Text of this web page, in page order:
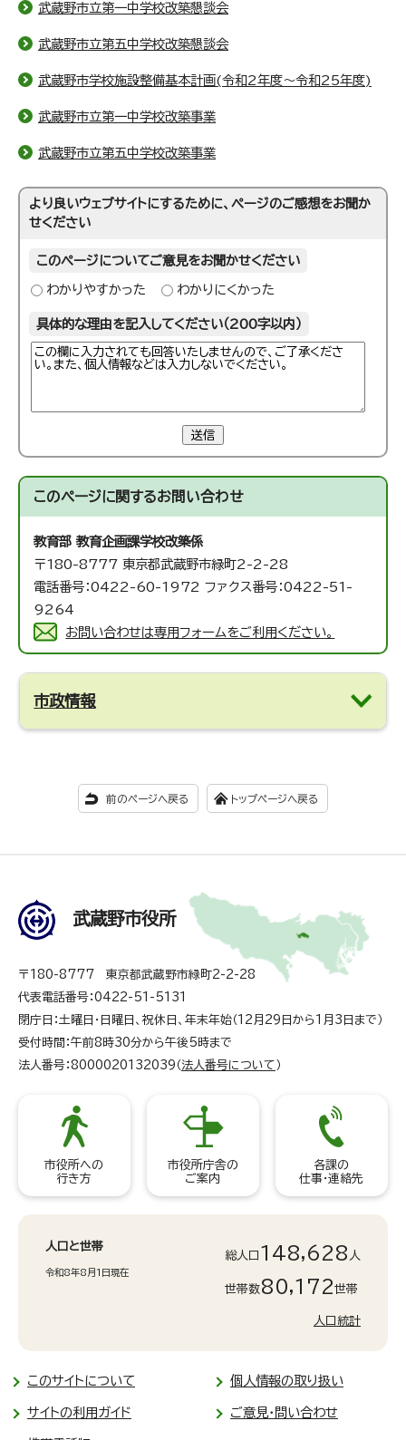
武蔵野市立第一中学校改築懇談会
武蔵野市立第五中学校改築懇談会
武蔵野市学校施設整備基本計画(令和2年度～令和25年度)
武蔵野市立第一中学校改築事業
武蔵野市立第五中学校改築事業
より良いウェブサイトにするために、ページのご感想をお聞か
せください
このページについてご意見をお聞かせください
わかりやすかった わかりにくかった
具体的な理由を記入してください（200字以内）
送信
このページに関するお問い合わせ
教育部 教育企画課学校改築係
〒180-8777 東京都武蔵野市緑町2-2-28
電話番号：0422-60-1972 ファクス番号：0422-51-
9264
お問い合わせは専用フォームをご利用ください。
市政情報
前のページへ戻る トップページへ戻る
武蔵野市役所
〒180-8777 東京都武蔵野市緑町2-2-28
代表電話番号：0422-51-5131
閉庁日：土曜日・日曜日、祝休日、年末年始（12月29日から1月3日まで）
受付時間：午前8時30分から午後5時まで
法人番号：8000020132039（ 法人番号について ）
市役所への
行き方
市役所庁舎の
ご案内
各課の
仕事・連絡先
人口と世帯
令和8年8月1日現在
総人口 148,628 人
世帯数80,172世帯
人口統計
このサイトについて 個人情報の取り扱い
サイトの利用ガイド ご意見・問い合わせ